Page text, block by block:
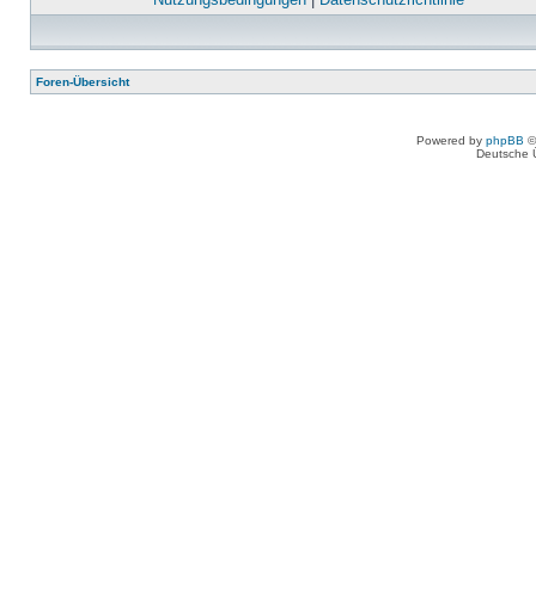
Foren-Übersicht
Powered by phpBB
Deutsche